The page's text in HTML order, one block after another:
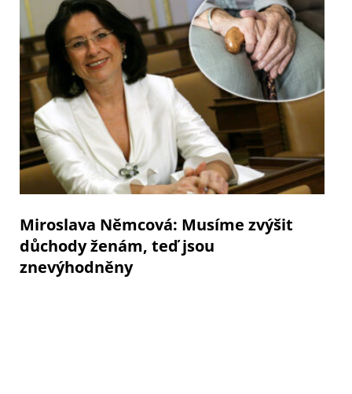
Miroslava Němcová: Musíme zvýšit
důchody ženám, teď jsou
znevýhodněny